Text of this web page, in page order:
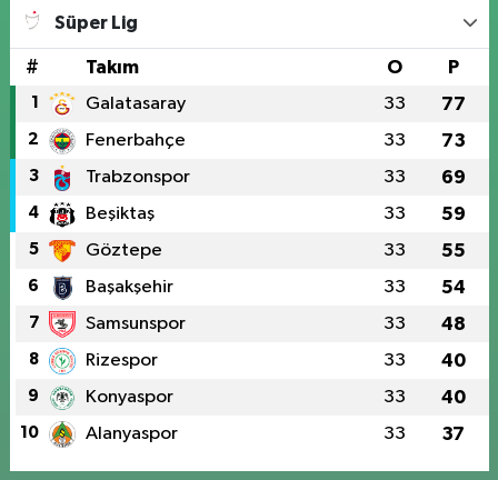
Süper Lig
# Takım O P
1 Galatasaray 33 77
2 Fenerbahçe 33 73
3 Trabzonspor 33 69
4 Beşiktaş 33 59
5 Göztepe 33 55
6 Başakşehir 33 54
7 Samsunspor 33 48
8 Rizespor 33 40
9 Konyaspor 33 40
10 Alanyaspor 33 37